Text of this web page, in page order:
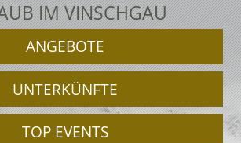
IM VINSCHGAU
ANGEBOTE
UNTERKÜNFTE
TOP EVENTS